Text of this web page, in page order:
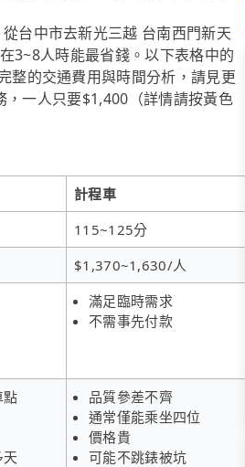
台中市去新光三越 台南西門新天
3~8人時能最省錢。以下表格中的
整的交通費用與時間分析，請見更
一人只要$1,400（詳情請按黃色
計程車
115~125分
$1,370~1,630/人
滿足臨時需求
不需事先付款
點
品質參差不齊
通常僅能乘坐四位
價格貴
可能不跳錶被坑